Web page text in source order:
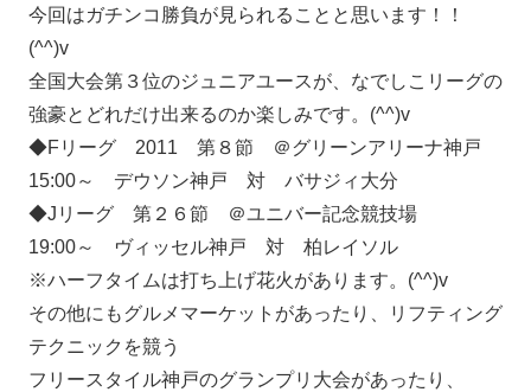
今回はガチンコ勝負が見られることと思います！！
(^^)v
全国大会第３位のジュニアユースが、なでしこリーグの
強豪とどれだけ出来るのか楽しみです。(^^)v
◆Fリーグ 2011 第８節 ＠グリーンアリーナ神戸
15:00～ デウソン神戸 対 バサジィ大分
◆Jリーグ 第２６節 ＠ユニバー記念競技場
19:00～ ヴィッセル神戸 対 柏レイソル
※ハーフタイムは打ち上げ花火があります。(^^)v
その他にもグルメマーケットがあったり、リフティング
テクニックを競う
フリースタイル神戸のグランプリ大会があったり、